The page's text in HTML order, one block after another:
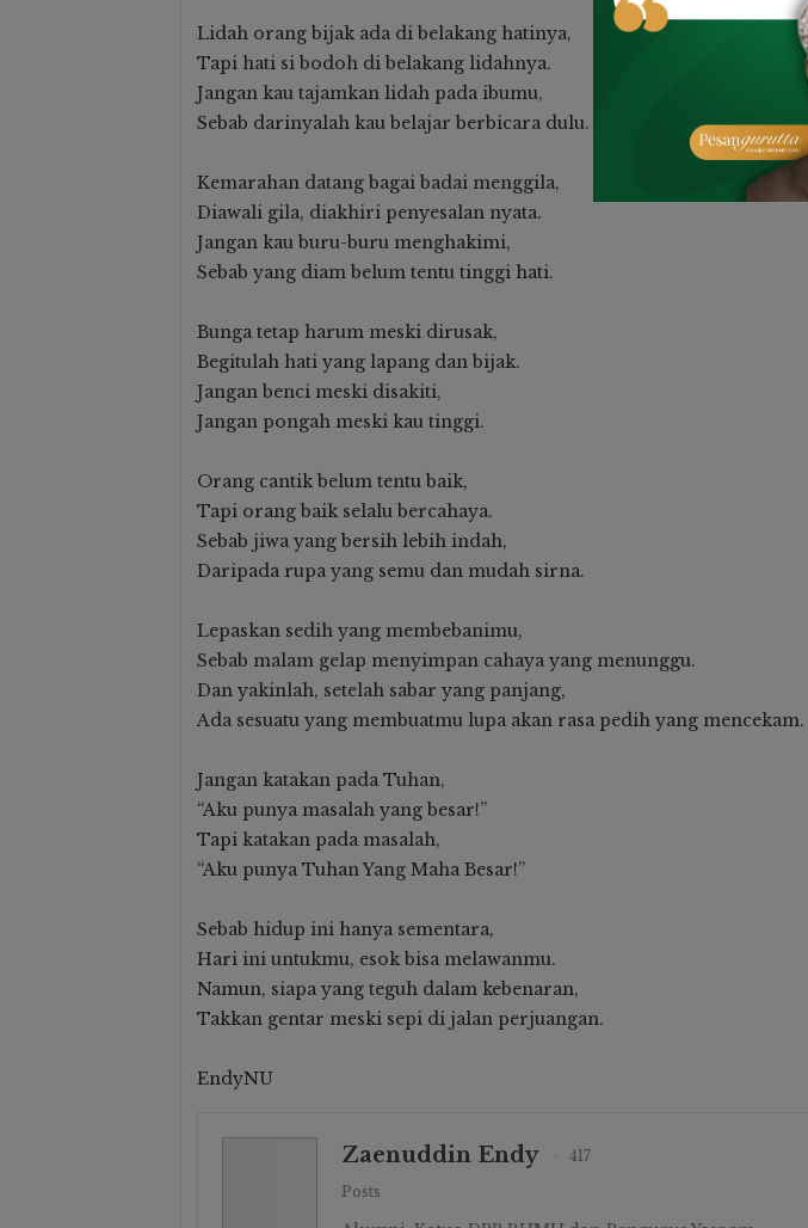
Lidah orang bijak ada di belakang hatinya,
Tapi hati si bodoh di belakang lidahnya.
Jangan kau tajamkan lidah pada ibumu,
Sebab darinyalah kau belajar berbicara dulu.
Kemarahan datang bagai badai menggila,
Diawali gila, diakhiri penyesalan nyata.
Jangan kau buru-buru menghakimi,
Sebab yang diam belum tentu tinggi hati.
Bunga tetap harum meski dirusak,
Begitulah hati yang lapang dan bijak.
Jangan benci meski disakiti,
Jangan pongah meski kau tinggi.
Orang cantik belum tentu baik,
Tapi orang baik selalu bercahaya.
Sebab jiwa yang bersih lebih indah,
Daripada rupa yang semu dan mudah sirna.
Lepaskan sedih yang membebanimu,
Sebab malam gelap menyimpan cahaya yang menunggu.
Dan yakinlah, setelah sabar yang panjang,
Ada sesuatu yang membuatmu lupa akan rasa pedih yang mencekam.
Jangan katakan pada Tuhan,
“Aku punya masalah yang besar!”
Tapi katakan pada masalah,
“Aku punya Tuhan Yang Maha Besar!”
Sebab hidup ini hanya sementara,
Hari ini untukmu, esok bisa melawanmu.
Namun, siapa yang teguh dalam kebenaran,
Takkan gentar meski sepi di jalan perjuangan.
EndyNU
Zaenuddin Endy
417
Posts
MTS PMJ BIRU
Milad Ke-20 PGMI Raya: Sinergi
Guru Profesional Demi
Madrasah Indonesia Yang Lebih
Maju